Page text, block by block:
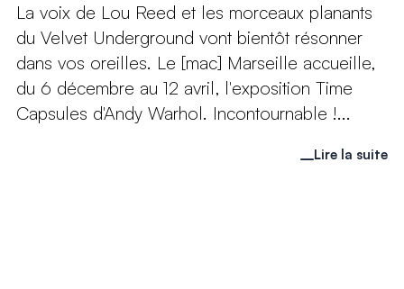
La voix de Lou Reed et les morceaux planants
du Velvet Underground vont bientôt résonner
dans vos oreilles. Le [mac] Marseille accueille,
du 6 décembre au 12 avril, l'exposition Time
Capsules d'Andy Warhol. Incontournable !...
Lire la suite